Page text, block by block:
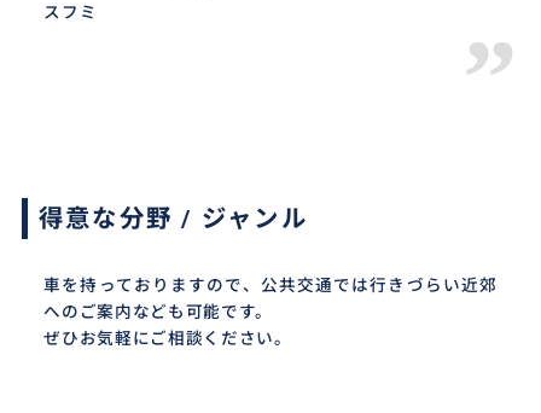
スフミ
”
得意な分野 / ジャンル
車を持っておりますので、公共交通では行きづらい近郊
へのご案内なども可能です。
ぜひお気軽にご相談ください。